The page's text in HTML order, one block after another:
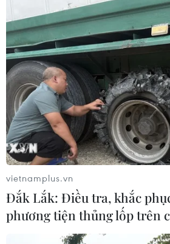
Trung Quốc tăng cường trấn
chức
04/08/2026 14:24
vietnamplus.vn
Đắk Lắk: Điều tra, khắc
phương tiện thủng lốp trên